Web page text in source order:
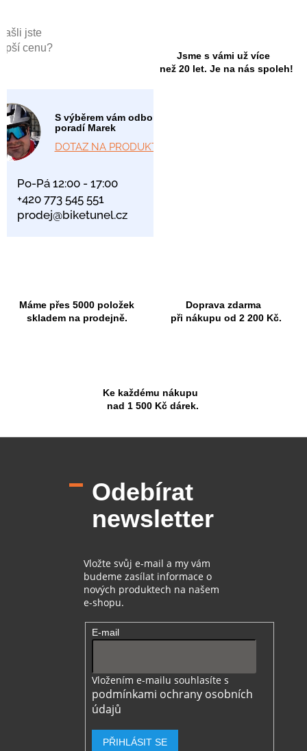
jste
cenu?
S výběrem vám odborně
poradí Marek
DOTAZ NA PRODUKT
Po-Pá 12:00 - 17:00
+420 773 545 551
prodej@biketunel.cz
Jsme s vámi už více
než 20 let. Je na nás spoleh!
Máme přes 5000 položek
skladem na prodejně.
Doprava zdarma
při nákupu od 2 200 Kč.
Ke každému nákupu
nad 1 500 Kč dárek.
Odebírat
newsletter
Vložte svůj e-mail a my vám
budeme zasílat informace o
nových produktech na našem
e-shopu.
E-mail
Vložením e-mailu souhlasíte s
podmínkami ochrany osobních
údajů
PŘIHLÁSIT SE